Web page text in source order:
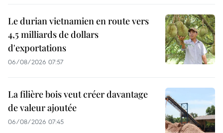
Le durian vietnamien en route vers
4,5 milliards de dollars
d'exportations
06/08/2026 07:57
La filière bois veut créer davantage
de valeur ajoutée
06/08/2026 07:45